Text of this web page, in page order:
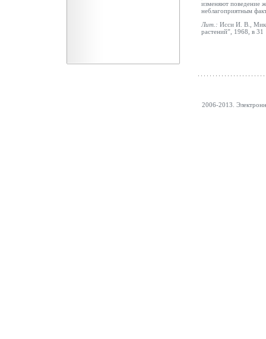
изменяют поведение
неблагоприятным
Лит.: Исси И. В.,
растений”, 1968, в 31
2006-2013.